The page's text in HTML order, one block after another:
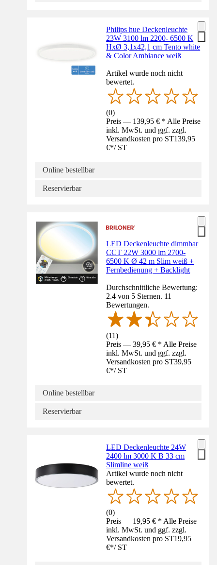
Philips hue Deckenleuchte
23W 3100 lm 2200- 6500 K
HxØ 3,1x42,1 cm Tento white
& Color Ambiance weiß
Artikel wurde noch nicht
bewertet.
(0)
Preis — 139,95 € * Alle Preise
inkl. MwSt. und ggf. zzgl.
Versandkosten pro ST139,95
€*/ ST
Online bestellbar
Reservierbar
LED Deckenleuchte dimmbar
CCT 22W 3000 lm 2700-
6500 K Ø 42 m Slim weiß +
Fernbedienung + Backlight
Durchschnittliche Bewertung:
2.4 von 5 Sternen. 11
Bewertungen.
(11)
Preis — 39,95 € * Alle Preise
inkl. MwSt. und ggf. zzgl.
Versandkosten pro ST39,95
€*/ ST
Online bestellbar
Reservierbar
LED Deckenleuchte 24W
2400 lm 3000 K B 33 cm
Slimline weiß
Artikel wurde noch nicht
bewertet.
(0)
Preis — 19,95 € * Alle Preise
inkl. MwSt. und ggf. zzgl.
Versandkosten pro ST19,95
€*/ ST